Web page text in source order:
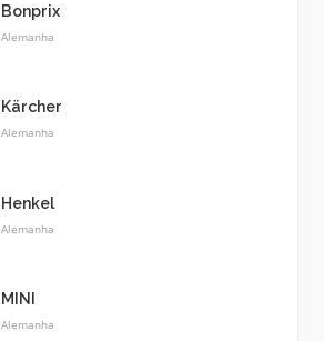
Bonprix
Alemanha
Kärcher
Alemanha
Henkel
Alemanha
MINI
Alemanha